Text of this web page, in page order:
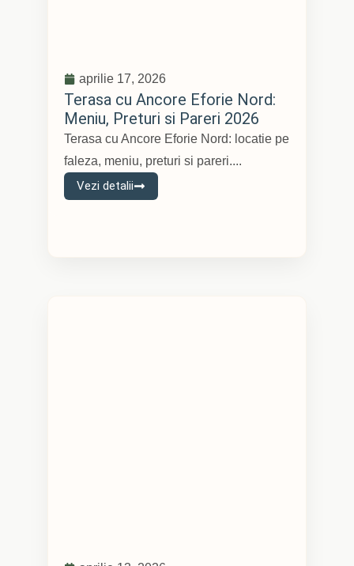
aprilie 17, 2026
Terasa cu Ancore Eforie Nord:
Meniu, Preturi si Pareri 2026
Terasa cu Ancore Eforie Nord: locatie pe
faleza, meniu, preturi si pareri....
Vezi detalii